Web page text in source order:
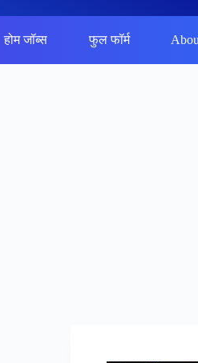
होम जॉब्स फुल फॉर्म